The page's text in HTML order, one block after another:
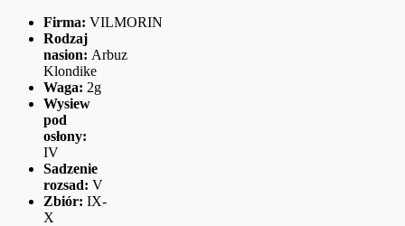
Firma: VILMORIN
Rodzaj
nasion: Arbuz
Klondike
Waga: 2g
Wysiew
pod
osłony:
IV
Sadzenie
rozsad: V
Zbiór: IX-
X